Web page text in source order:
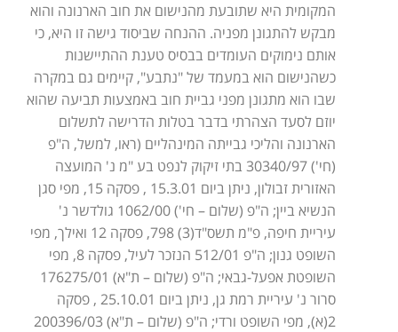
המקומית היא שתובעת מהנישום את חוב הארנונה והוא
מבקש להתגונן מפניה. ההנחה שביסוד גישה זו היא, כי
אותם נימוקים העומדים בבסיס טענת ההתיישנות
כשהנישום הוא במעמד של "נתבע", קיימים גם במקרה
שבו הוא מתגונן מפני גביית חוב באמצעות תביעה שהוא
יוזם לסעד הצהרתי בדבר בטלות הדרישה לתשלום
הארנונה והליכי גבייתה המינהליים (ראו, למשל, ה"פ
(חי') 30340/97 בתי זיקוק לנפט בע "מ נ' המועצה
האזורית זבולון, ניתן ביום 15.3.01 , פסקה 15, מפי סגן
הנשיא ביין; ה"פ (שלום – חי') 1062/00 גולדשר נ'
עיריית חיפה, פ"מ תשס"ד(3) 798, פסקה 12 ואילך, מפי
השופט גנון; ה"פ 512/01 הנזכר לעיל, פסקה 8, מפי
השופטת אפעל-גבאי; ה"פ (שלום – ת"א) 176275/01
סרור נ' עיריית רמת גן, ניתן ביום 25.10.01 , פסקה
2(א), מפי השופט ורדי; ה"פ (שלום – ת"א) 200396/03